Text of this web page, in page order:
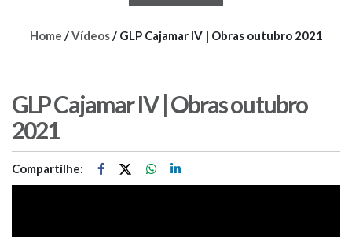
Home /Vídeos/ GLP Cajamar IV | Obras outubro 2021
GLP Cajamar IV | Obras outubro
2021
Compartilhe: